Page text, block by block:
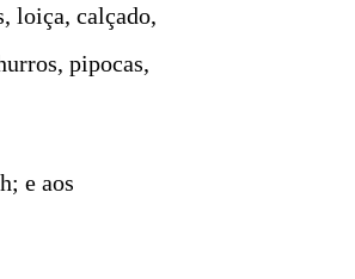
loiça, calçado,
pipocas,
e aos